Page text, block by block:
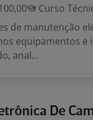
Curso
de manutenção
equipamentos e
anal...
De